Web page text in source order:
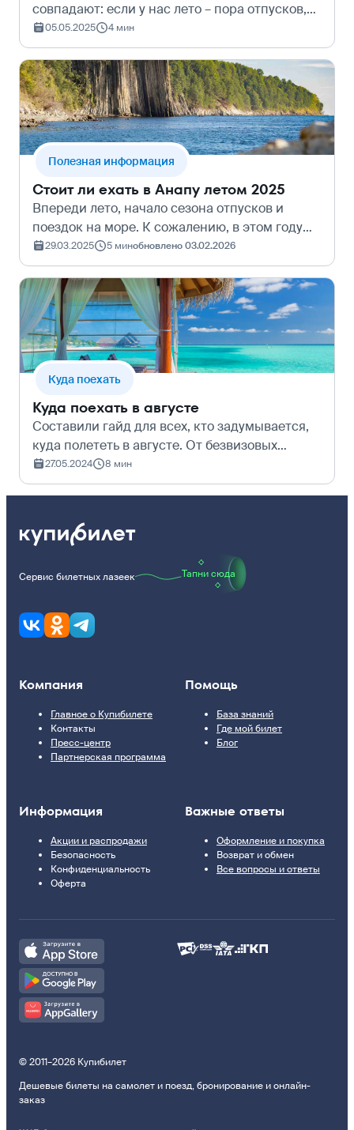
совпадают: если у нас лето – пора отпусков,
то для них – нетуристический период.
Невыносимый жар пустыни отпугивает
иностранцев, привыкших к высочайшему
уровн…
05.05.2025 4 мин
Полезная информация
Стоит ли ехать в Анапу летом 2025
Впереди лето, начало сезона отпусков и
поездок на море. К сожалению, в этом году
один из главных городов-курортов страны
столкнулся с последствиями экологической
катастрофы. Поэтому туристы задаются в…
29.03.2025 5 минобновлено 03.02.2026
Куда поехать
Куда поехать в августе
Составили гайд для всех, кто задумывается,
куда полететь в августе. От безвизовых
поездок за границу до пляжного отдыха
внутри России — собрали идеи на любой вкус.
27.05.2024 8 мин
Сервис билетных лазеек Тапни сюда
Компания
Главное о Купибилете
Контакты
Пресс-центр
Партнерская программа
Помощь
База знаний
Где мой билет
Блог
Информация
Акции и распродажи
Безопасность
Конфиденциальность
Оферта
Важные ответы
Оформление и покупка
Возврат и обмен
Все вопросы и ответы
© 2011–2026 Купибилет
Дешевые билеты на самолет и поезд, бронирование и онлайн-
заказ